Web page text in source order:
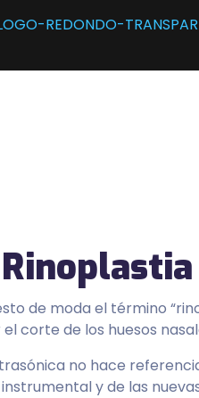
de moda el término
corte de los huesos
no hace
y de las